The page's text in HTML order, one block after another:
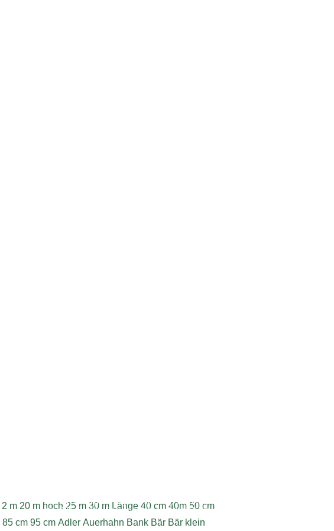
2 m 20 m hoch 25 m 30 m Länge 40 cm 40m 50 cm
85 cm 95 cm Adler Auerhahn Bank Bär Bär klein
Webdesign, Programmierung, Webhosting
© 2026 Roman Baumgartner | www.dieSeite.at